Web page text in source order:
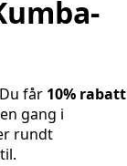
får 10% rabatt
gang i
rundt